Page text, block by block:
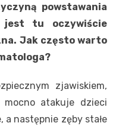
powstawania
jest tu oczywiście
Jak często warto
zjawiskiem,
atakuje dzieci
a następnie zęby stałe